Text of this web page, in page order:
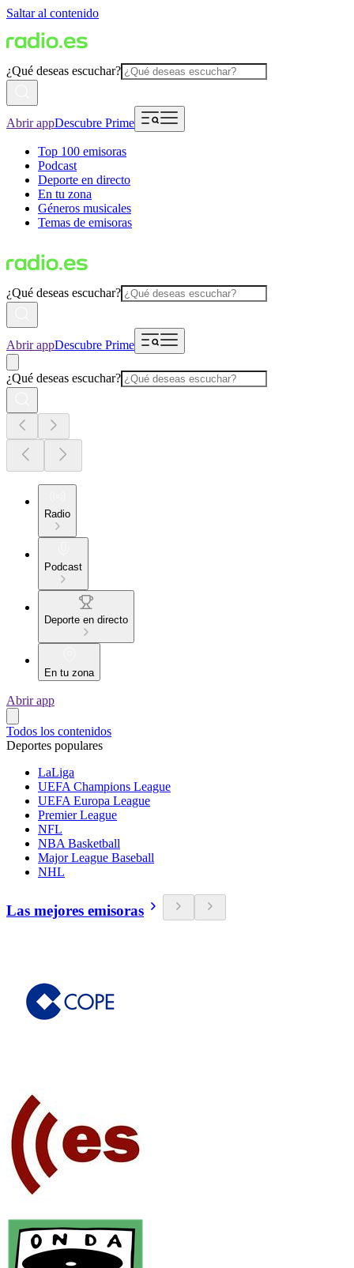
Saltar al contenido
¿Qué deseas escuchar?
Abrir appDescubre Prime
Top 100 emisoras
Podcast
Deporte en directo
En tu zona
Géneros musicales
Temas de emisoras
¿Qué deseas escuchar?
Abrir appDescubre Prime
¿Qué deseas escuchar?
Radio
Podcast
Deporte en directo
En tu zona
Abrir app
Todos los contenidos
Deportes populares
LaLiga
UEFA Champions League
UEFA Europa League
Premier League
NFL
NBA Basketball
Major League Baseball
NHL
Las mejores emisoras